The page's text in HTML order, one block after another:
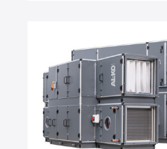
United Kingdom
United States